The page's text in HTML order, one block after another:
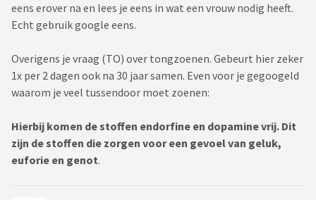
eens erover na en lees je eens in wat een vrouw nodig heeft.
Echt gebruik google eens.
Overigens je vraag (TO) over tongzoenen. Gebeurt hier zeker
1x per 2 dagen ook na 30 jaar samen. Even voor je gegoogeld
waarom je veel tussendoor moet zoenen:
Hierbij komen de stoffen endorfine en dopamine vrij. Dit
zijn de stoffen die zorgen voor een gevoel van geluk,
euforie en genot.